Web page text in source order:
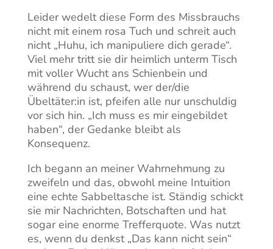
Leider wedelt diese Form des Missbrauchs
nicht mit einem rosa Tuch und schreit auch
nicht „Huhu, ich manipuliere dich gerade“.
Viel mehr tritt sie dir heimlich unterm Tisch
mit voller Wucht ans Schienbein und
während du schaust, wer der/die
Übeltäter:in ist, pfeifen alle nur unschuldig
vor sich hin. „Ich muss es mir eingebildet
haben“, der Gedanke bleibt als
Konsequenz.
Ich begann an meiner Wahrnehmung zu
zweifeln und das, obwohl meine Intuition
eine echte Sabbeltasche ist. Ständig schickt
sie mir Nachrichten, Botschaften und hat
sogar eine enorme Trefferquote. Was nutzt
es, wenn du denkst „Das kann nicht sein“